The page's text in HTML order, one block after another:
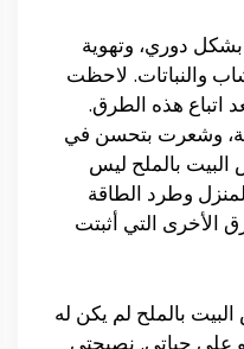
دوري، وتهوية
والنباتات. لاحظت
اتباع هذه الطرق.
وشعرت بتحسن في
البيت بالملح ليس
وطرد الطاقة
الأخرى التي أثبتت
بالملح لم يكن له
على حياتي. نصيحتي